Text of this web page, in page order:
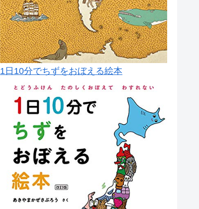
1日10分でちずをおぼえる絵本